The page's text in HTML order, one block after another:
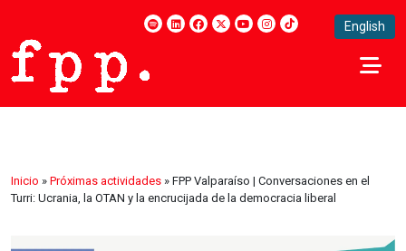
English
Inicio » Próximas actividades » FPP Valparaíso | Conversaciones en el
Turri: Ucrania, la OTAN y la encrucijada de la democracia liberal